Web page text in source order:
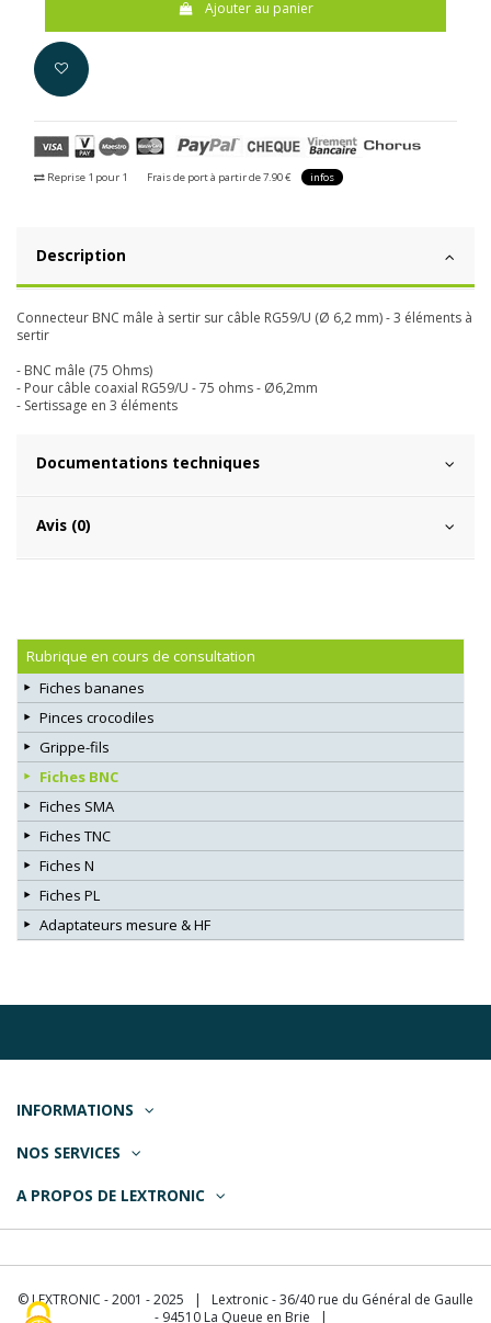
Ajouter au panier
Reprise 1 pour 1 Frais de port à partir de 7.90 € infos
Description
Connecteur BNC mâle à sertir sur câble RG59/U (Ø 6,2 mm) - 3 éléments à
sertir
- BNC mâle (75 Ohms)
- Pour câble coaxial RG59/U - 75 ohms - Ø6,2mm
- Sertissage en 3 éléments
Documentations techniques
Avis (0)
Rubrique en cours de consultation
Fiches bananes
Pinces crocodiles
Grippe-fils
Fiches BNC
Fiches SMA
Fiches TNC
Fiches N
Fiches PL
Adaptateurs mesure & HF
INFORMATIONS
NOS SERVICES
A PROPOS DE LEXTRONIC
© LEXTRONIC - 2001 - 2025 | Lextronic - 36/40 rue du Général de Gaulle
- 94510 La Queue en Brie |